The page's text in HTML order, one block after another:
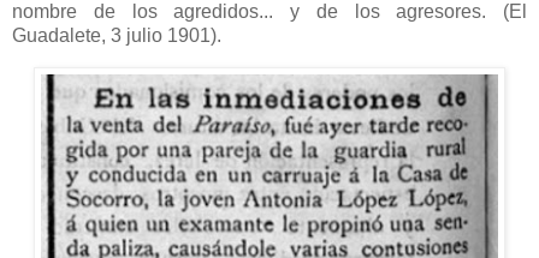
nombre de los agredidos... y de los agresores. (El
Guadalete, 3 julio 1901).